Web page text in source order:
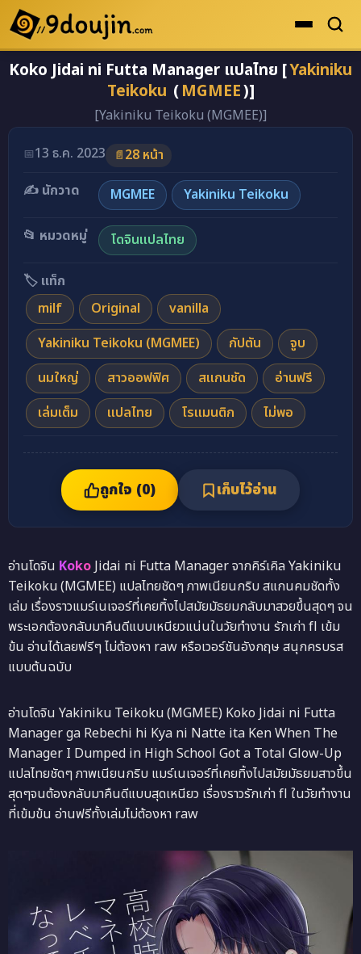
ดูเยอะสุด
คะแนนเยอะสุด
โดจินรูปสี
ระดับตำนาน
ยอดนิยม
เรื่องที่เก็บไว้
Koko Jidai ni Futta Manager แปลไทย [Yakiniku
Teikoku (MGMEE)]
[Yakiniku Teikoku (MGMEE)]
📅13 ธ.ค. 2023 📄28 หน้า
✍️ นักวาด
MGMEE Yakiniku Teikoku
📂 หมวดหมู่ โดจินแปลไทย
🏷️ แท็ก
milf
Original
vanilla
Yakiniku Teikoku (MGMEE)
กัปตัน
จูบ
นมใหญ่
สาวออฟฟิศ สแกนชัด
อ่านฟรี
เล่มเต็ม
แปลไทย โรแมนติก ไม่พอ
ถูกใจ (0) เก็บไว้อ่าน
อ่านโดจิน Koko Jidai ni Futta Manager จากคิร์เคิล Yakiniku
Teikoku (MGMEE) แปลไทยชัดๆ ภาพเนียนกริบ สแกนคมชัดทั้ง
เล่ม เรื่องราวแมร์เนเจอร์ที่เคยทิ้งไปสมัยมัธยมกลับมาสวยขึ้นสุดๆ จน
พระเอกต้องกลับมาคืนดีแบบเหนียวแน่นในวัยทำงาน รักเก่า fl เข้ม
ข้น อ่านได้เลยฟรีๆ ไม่ต้องหา raw หรือเวอร์ชันอังกฤษ สนุกครบรส
แบบต้นฉบับ
อ่านโดจิน Yakiniku Teikoku (MGMEE) Koko Jidai ni Futta
Manager ga Rebechi hi Kya ni Natte ita Ken When The
Manager I Dumped in High School Got a Total Glow-Up
แปลไทยชัดๆ ภาพเนียนกริบ แมร์เนเจอร์ที่เคยทิ้งไปสมัยมัธยมสาวขึ้น
สุดๆจนต้องกลับมาคืนดีแบบสุดเหนียว เรื่องราวรักเก่า fl ในวัยทำงาน
ที่เข้มข้น อ่านฟรีทั้งเล่มไม่ต้องหา raw